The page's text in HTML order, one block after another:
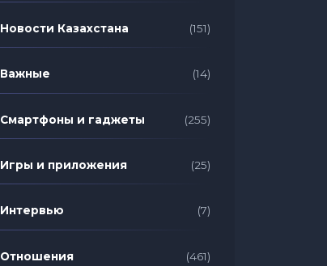
Новости Казахстана (151)
Важные (14)
Смартфоны и гаджеты (255)
Игры и приложения (25)
Интервью (7)
Отношения (461)